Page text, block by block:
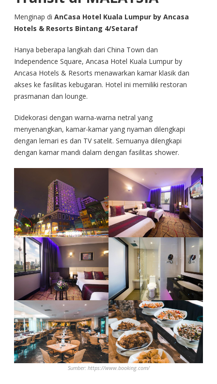
Menginap di AnCasa Hotel Kuala Lumpur by Ancasa
Hotels & Resorts Bintang 4/Setaraf
Hanya beberapa langkah dari China Town dan
Independence Square, Ancasa Hotel Kuala Lumpur by
Ancasa Hotels & Resorts menawarkan kamar klasik dan
akses ke fasilitas kebugaran. Hotel ini memiliki restoran
prasmanan dan lounge.
Didekorasi dengan warna-warna netral yang
menyenangkan, kamar-kamar yang nyaman dilengkapi
dengan lemari es dan TV satelit. Semuanya dilengkapi
dengan kamar mandi dalam dengan fasilitas shower.
Sumber: https://www.booking.com/